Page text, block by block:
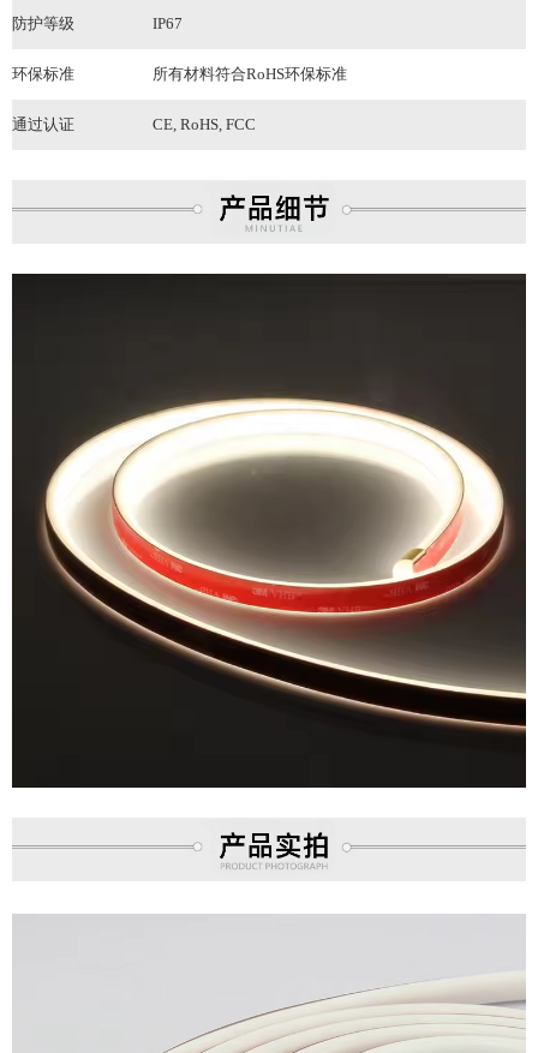
防护等级 IP67
环保标准 所有材料符合RoHS环保标准
通过认证 CE, RoHS , FCC